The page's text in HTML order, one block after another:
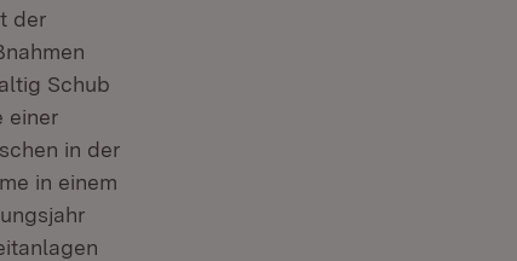
der
Schub
einer
in der
in einem